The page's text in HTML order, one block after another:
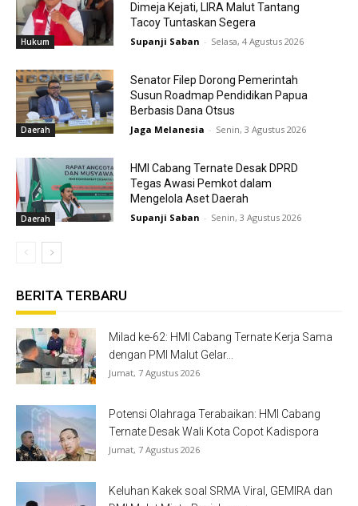
Hukum
Dimeja Kejati, LIRA Malut Tantang
Tacoy Tuntaskan Segera
Supanji Saban - Selasa, 4 Agustus 2026
Daerah
Senator Filep Dorong Pemerintah
Susun Roadmap Pendidikan Papua
Berbasis Dana Otsus
Jaga Melanesia - Senin, 3 Agustus 2026
Daerah
HMI Cabang Ternate Desak DPRD
Tegas Awasi Pemkot dalam
Mengelola Aset Daerah
Supanji Saban - Senin, 3 Agustus 2026
BERITA TERBARU
Milad ke-62: HMI Cabang Ternate Kerja Sama
dengan PMI Malut Gelar...
Jumat, 7 Agustus 2026
Potensi Olahraga Terabaikan: HMI Cabang
Ternate Desak Wali Kota Copot Kadispora
Jumat, 7 Agustus 2026
Keluhan Kakek soal SRMA Viral, GEMIRA dan